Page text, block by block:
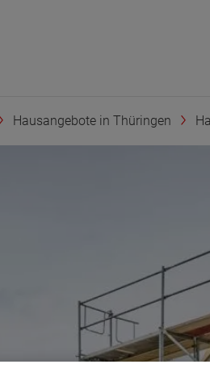
Hausangebote in Thüringen